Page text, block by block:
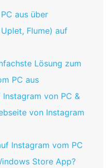
aus über
Flume) auf
Lösung zum
PC aus
von PC &
von Instagram
Instagram vom PC
Store App?